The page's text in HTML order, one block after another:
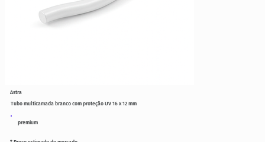
premium
Tubo multicamada branco com proteção UV 16 x 12 mm
Astra